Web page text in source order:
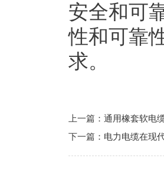
安全和可
性和可靠
求。
上一篇： 通用橡套软电
下一篇： 电力电缆在现